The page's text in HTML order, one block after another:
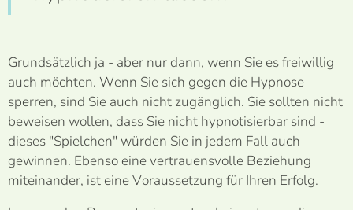
Grundsätzlich ja - aber nur dann, wenn Sie es freiwillig
auch möchten. Wenn Sie sich gegen die Hypnose
sperren, sind Sie auch nicht zugänglich. Sie sollten nicht
beweisen wollen, dass Sie nicht hypnotisierbar sind -
dieses "Spielchen" würden Sie in jedem Fall auch
gewinnen. Ebenso eine vertrauensvolle Beziehung
miteinander, ist eine Voraussetzung für Ihren Erfolg.